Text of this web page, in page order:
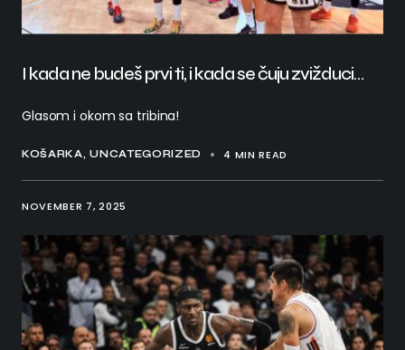
KOŠARKA UNCATEGORIZED 4 MIN READ
I kada ne budeš prvi ti, i kada se čuju zvižduci…
Glasom i okom sa tribina!
NOVEMBER 7, 2025